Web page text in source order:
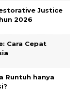
Justice
2026
Cara Cepat
Runtuh hanya